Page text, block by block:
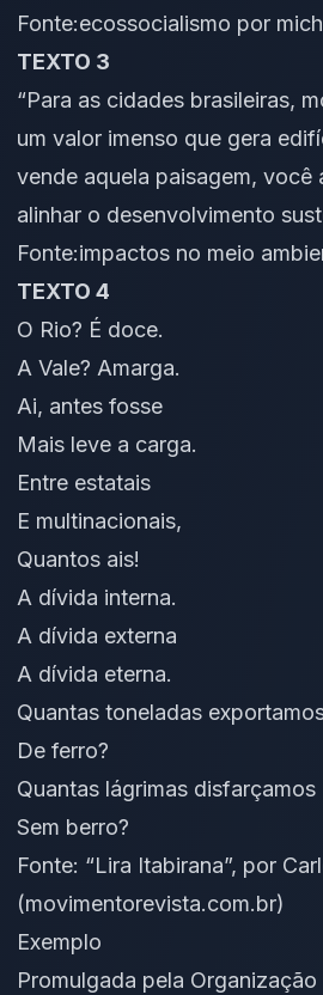
Fonte:ecossocialismo por
TEXTO 3
“Para as cidades brasileiras,
um valor imenso que gera
vende aquela paisagem, você
alinhar o desenvolvimento
Fonte:impactos no meio
TEXTO 4
O Rio? É doce.
A Vale? Amarga.
Ai, antes fosse
Mais leve a carga.
Entre estatais
E multinacionais,
Quantos ais!
A dívida interna.
A dívida externa
A dívida eterna.
Quantas toneladas
De ferro?
Quantas lágrimas disfarçamos
Sem berro?
Fonte: “Lira Itabirana”, por
(movimentorevista.com.br)
Exemplo
Promulgada pela